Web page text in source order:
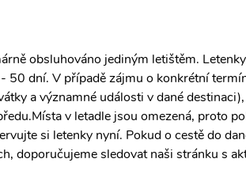
obsluhováno jediným letištěm.
50 dní. V případě zájmu o konkrétní
a významné události v dané
v letadle jsou omezená, proto
si letenky nyní. Pokud o cestě do
doporučujeme sledovat naši stránku s